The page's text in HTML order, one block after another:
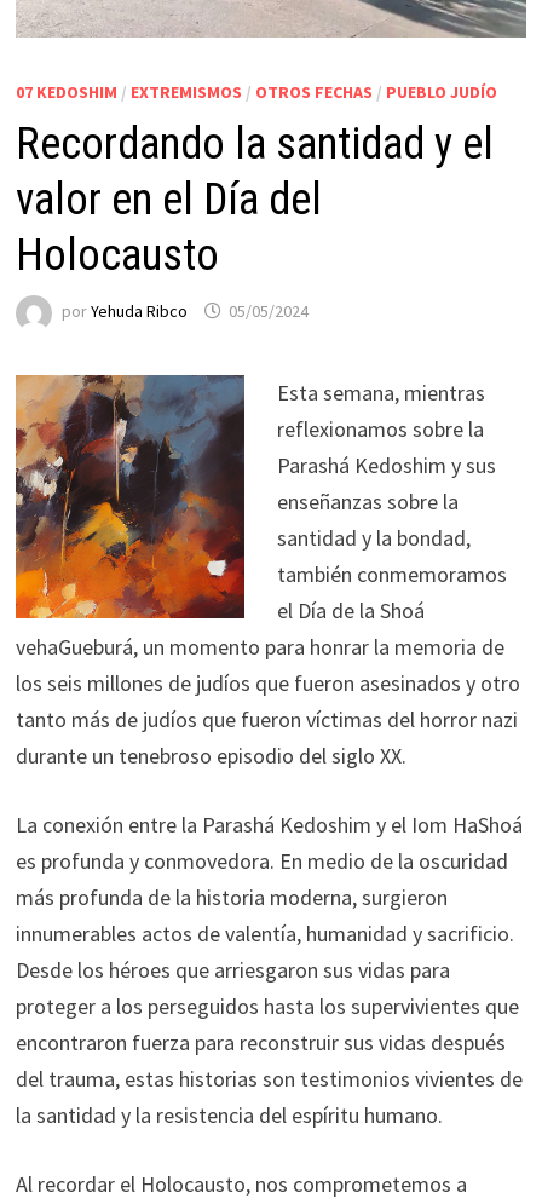
07 KEDOSHIM / EXTREMISMOS / OTROS FECHAS / PUEBLO JUDÍO
Recordando la santidad y el
valor en el Día del
Holocausto
porYehuda Ribco 05/05/2024
Esta semana, mientras
reflexionamos sobre la
Parashá Kedoshim y sus
enseñanzas sobre la
santidad y la bondad,
también conmemoramos
el Día de la Shoá
vehaGueburá, un momento para honrar la memoria de
los seis millones de judíos que fueron asesinados y otro
tanto más de judíos que fueron víctimas del horror nazi
durante un tenebroso episodio del siglo XX.
La conexión entre la Parashá Kedoshim y el Iom HaShoá
es profunda y conmovedora. En medio de la oscuridad
más profunda de la historia moderna, surgieron
innumerables actos de valentía, humanidad y sacrificio.
Desde los héroes que arriesgaron sus vidas para
proteger a los perseguidos hasta los supervivientes que
encontraron fuerza para reconstruir sus vidas después
del trauma, estas historias son testimonios vivientes de
la santidad y la resistencia del espíritu humano.
Al recordar el Holocausto, nos comprometemos a